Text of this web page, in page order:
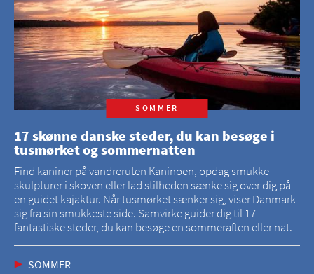
SOMMER
17 skønne danske steder, du kan besøge i
tusmørket og sommernatten
Find kaniner på vandreruten Kaninoen, opdag smukke
skulpturer i skoven eller lad stilheden sænke sig over dig på
en guidet kajaktur. Når tusmørket sænker sig, viser Danmark
sig fra sin smukkeste side. Samvirke guider dig til 17
fantastiske steder, du kan besøge en sommeraften eller nat.
SOMMER